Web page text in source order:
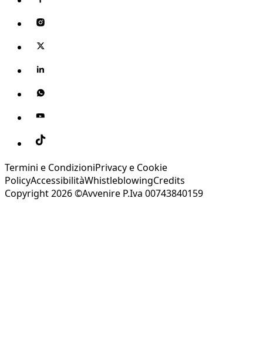
Termini e CondizioniPrivacy e Cookie
PolicyAccessibilitàWhistleblowingCredits
Copyright 2026 ©Avvenire P.Iva 00743840159